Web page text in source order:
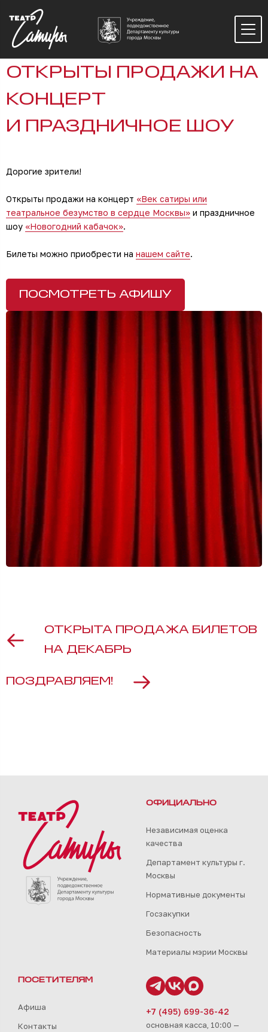
ОТКРЫТЫ ПРОДАЖИ НА
КОНЦЕРТ
И ПРАЗДНИЧНОЕ ШОУ
Дорогие зрители!
Открыты продажи на концерт «Век сатиры или
театральное безумство в сердце Москвы» и праздничное
шоу «Новогодний кабачок».
Билеты можно приобрести на нашем сайте.
ПОСМОТРЕТЬ АФИШУ
ОТКРЫТА ПРОДАЖА БИЛЕТОВ
НА ДЕКАБРЬ
ПОЗДРАВЛЯЕМ!
ОФИЦИАЛЬНО
Независимая оценка
качества
Департамент культуры г.
Москвы
Нормативные документы
Госзакупки
Безопасность
Материалы мэрии Москвы
ПОСЕТИТЕЛЯМ
Афиша
Контакты
+7 (495) 699-36-42
основная касса, 10:00 —